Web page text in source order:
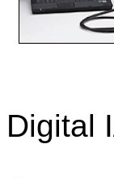
Digital